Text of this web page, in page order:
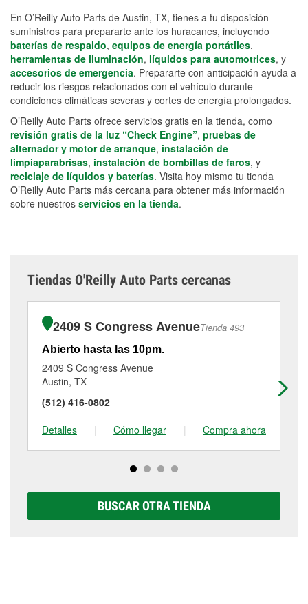
En O’Reilly Auto Parts de Austin, TX, tienes a tu disposición
suministros para prepararte ante los huracanes, incluyendo
baterías de respaldo, equipos de energía portátiles,
herramientas de iluminación, líquidos para automotrices, y
accesorios de emergencia. Prepararte con anticipación ayuda a
reducir los riesgos relacionados con el vehículo durante
condiciones climáticas severas y cortes de energía prolongados.
O’Reilly Auto Parts ofrece servicios gratis en la tienda, como
revisión gratis de la luz “Check Engine”, pruebas de
alternador y motor de arranque, instalación de
limpiaparabrisas, instalación de bombillas de faros, y
reciclaje de líquidos y baterías. Visita hoy mismo tu tienda
O’Reilly Auto Parts más cercana para obtener más información
sobre nuestros servicios en la tienda.
Tiendas O'Reilly Auto Parts cercanas
2409 S Congress AvenueTienda 493
Abierto hasta las 10pm.
2409 S Congress Avenue
Austin, TX
(512) 416-0802
Detalles
| Cómo llegar | Compra ahora
BUSCAR OTRA TIENDA